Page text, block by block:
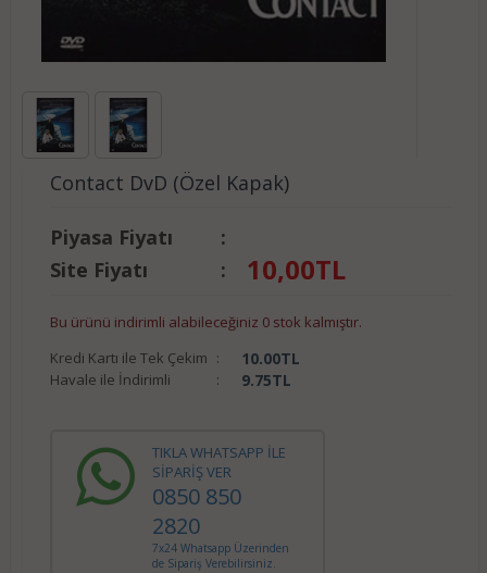
Contact DvD (Özel Kapak)
Piyasa Fiyatı
:
Site Fiyatı
: 10,00TL
Bu ürünü indirimli alabileceğiniz 0 stok kalmıştır.
Kredi Kartı ile Tek Çekim : 10.00TL
Havale ile İndirimli : 9.75TL
TIKLA WHATSAPP İLE
SİPARİŞ VER
0850 850
2820
7x24 Whatsapp Üzerinden
de Sipariş Verebilirsiniz.